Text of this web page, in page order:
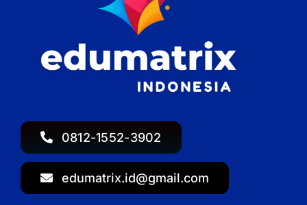
0812-1552-3902
edumatrix.id@gmail.com